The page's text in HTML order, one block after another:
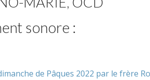
sonore :
de Pâques 2022 par le frère